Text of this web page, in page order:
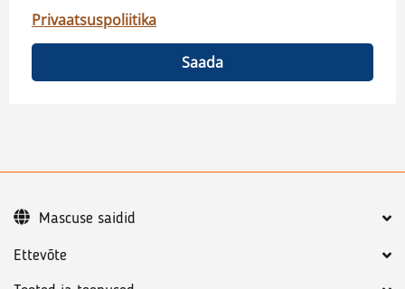
Privaatsuspoliitika
Saada
Ettevõte
Mascuse saidid